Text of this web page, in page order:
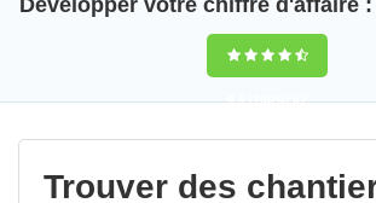
Développer votre chiffre d'affaire :
9,5(100%)67
votes
Trouver des